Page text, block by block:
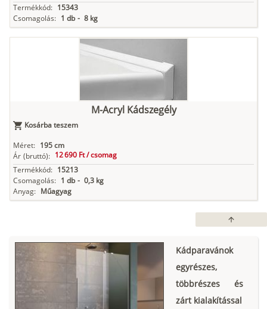
Termékkód: 15343
Csomagolás: 1 db - 8 kg
M-Acryl Kádszegély
Kosárba teszem
Méret: 195 cm
Ár (bruttó): 12 690 Ft /csomag
Termékkód: 15213
Csomagolás: 1 db - 0,3 kg
Anyag: Műagyag
arrow_upward
Kádparavánok
egyrészes,
többrészes és
zárt kialakítással